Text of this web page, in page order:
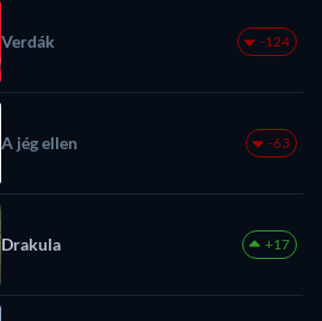
Verdák -124
A jég ellen -63
Drakula +17